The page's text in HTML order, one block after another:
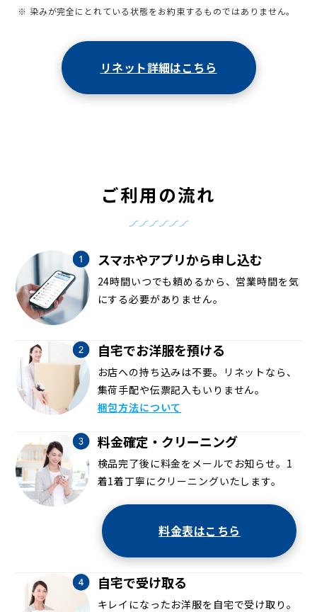
※ 染みが完全にとれている状態をお約束するものではありません。
リネット詳細はこちら
ご利用の流れ
スマホやアプリから申し込む
24時間いつでも頼めるから、営業時間を気
にする必要がありません。
自宅でお洋服を預ける
お店への持ち込みは不要。リネットなら、
集荷手配や伝票記入もいりません。
梱包方法について
料金確定・クリーニング
検品完了後に料金をメールでお知らせ。1
着1着丁寧にクリーニングいたします。
料金表はこちら
自宅で受け取る
キレイになったお洋服を自宅で受け取り。